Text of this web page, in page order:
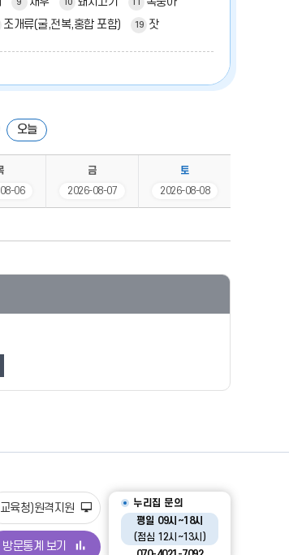
조개류(굴,전복,홍합 포함) 19 잣
다음
간
오늘
06
금
2026-08-07
토
2026-08-08
육청)원격지원
방문통계 보기
누리집 문의
평일 09시~18시
(점심 12시~13시)